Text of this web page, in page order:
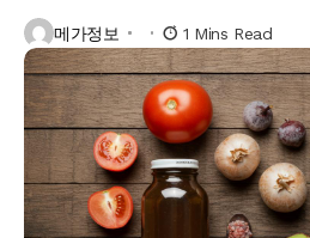
메가정보 1 Mins Read